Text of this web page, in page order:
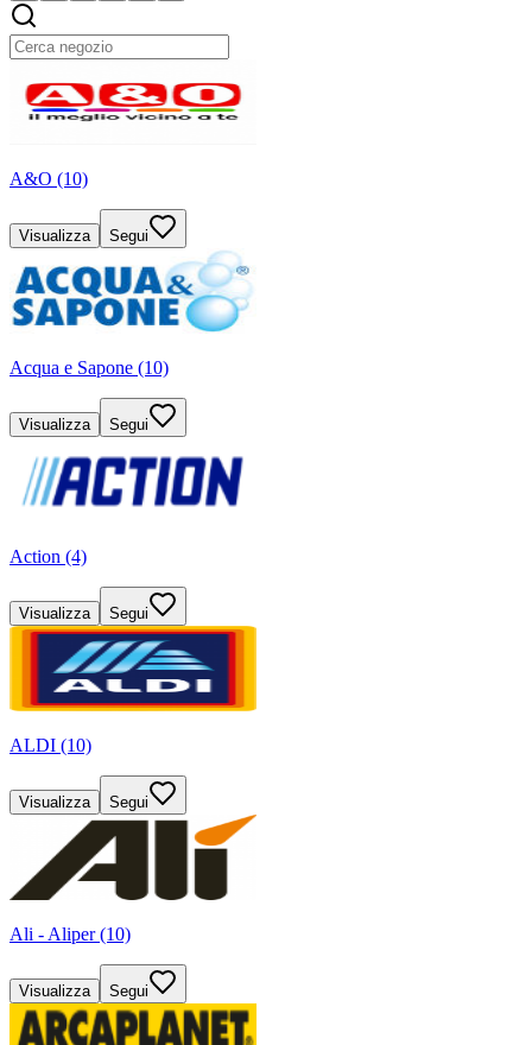
A&O (10)
Visualizza Segui
Acqua e Sapone (10)
Visualizza Segui
Action (4)
Visualizza Segui
ALDI (10)
Visualizza Segui
Ali - Aliper (10)
Visualizza Segui